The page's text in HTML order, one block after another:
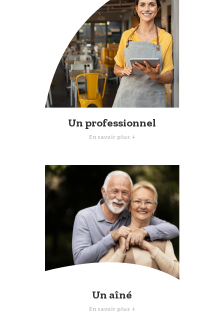
Un professionnel
En savoir plus +
Un aîné
En savoir plus +